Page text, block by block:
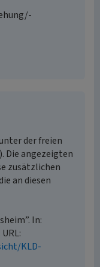
der freien
Die angezeigten
zusätzlichen
an diesen
In:
KLD-